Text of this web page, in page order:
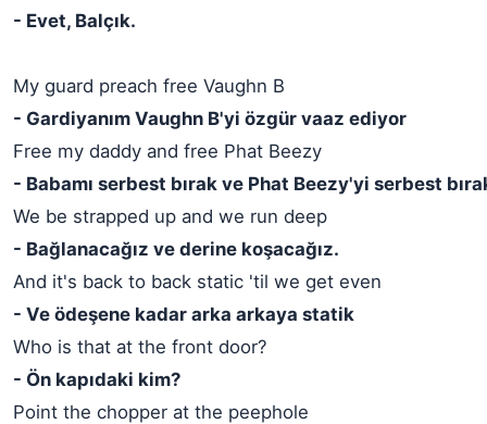
- Evet, Balçık.
My guard preach free Vaughn B
- Gardiyanım Vaughn B'yi özgür vaaz ediyor
Free my daddy and free Phat Beezy
- Babamı serbest bırak ve Phat Beezy'yi serbest
We be strapped up and we run deep
- Bağlanacağız ve derine koşacağız.
And it's back to back static 'til we get even
- Ve ödeşene kadar arka arkaya statik
Who is that at the front door?
- Ön kapıdaki kim?
Point the chopper at the peephole